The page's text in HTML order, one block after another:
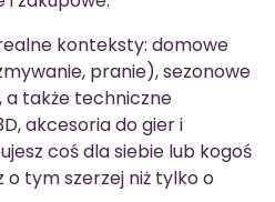
konteksty: domowe
pranie), sezonowe
także techniczne
akcesoria do gier i
coś dla siebie lub kogoś
o tym szerzej niż tylko o